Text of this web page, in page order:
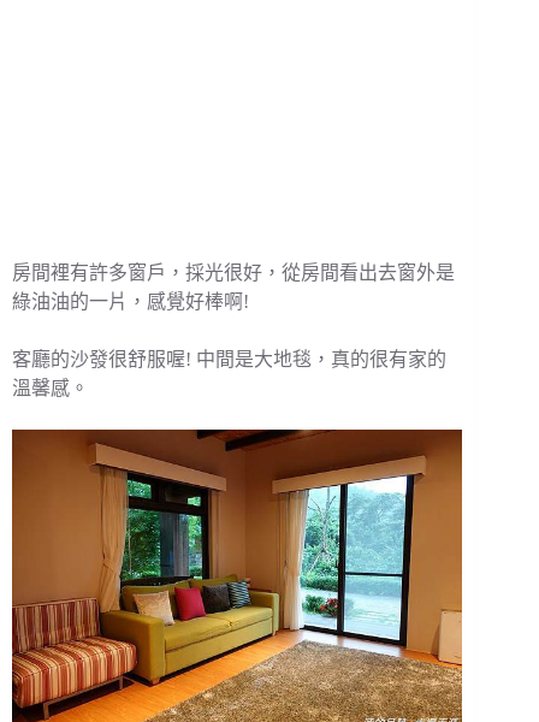
房間裡有許多窗戶，採光很好，從房間看出去窗外是
綠油油的一片，感覺好棒啊!
客廳的沙發很舒服喔! 中間是大地毯，真的很有家的
溫馨感。